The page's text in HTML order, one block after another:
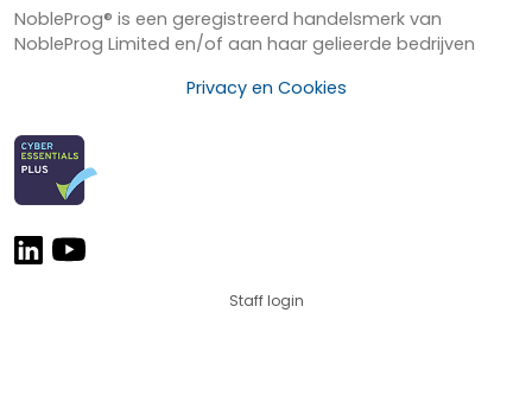
NobleProg® is een geregistreerd handelsmerk van
NobleProg Limited en/of aan haar gelieerde bedrijven
Privacy en Cookies
Staff login